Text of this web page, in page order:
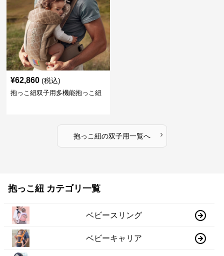
¥62,860 (税込)
抱っこ紐双子用多機能抱っこ紐
抱っこ紐の双子用一覧へ ›
抱っこ紐 カテゴリ一覧
ベビースリング
ベビーキャリア